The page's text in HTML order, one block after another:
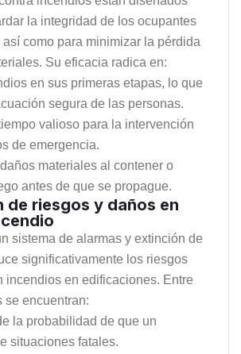
la integridad de los ocupantes
como para minimizar la pérdida
Su eficacia radica en:
en sus primeras etapas, lo que
segura de las personas.
valioso para la intervención
de emergencia.
materiales al contener o
antes de que se propague.
de riesgos y daños en
sistema de alarmas y extinción de
significativamente los riesgos
incendios en edificaciones. Entre
se encuentran:
la probabilidad de que un
situaciones fatales.